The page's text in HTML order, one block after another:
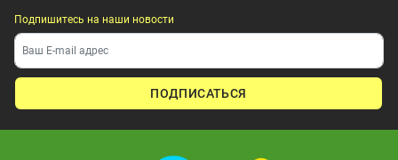
Подпишитесь на наши новости
ПОДПИСАТЬСЯ